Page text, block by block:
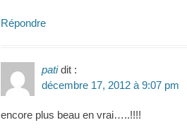
Répondre
pati dit :
décembre 17, 2012 à 9:07 pm
encore plus beau en vrai…..!!!!